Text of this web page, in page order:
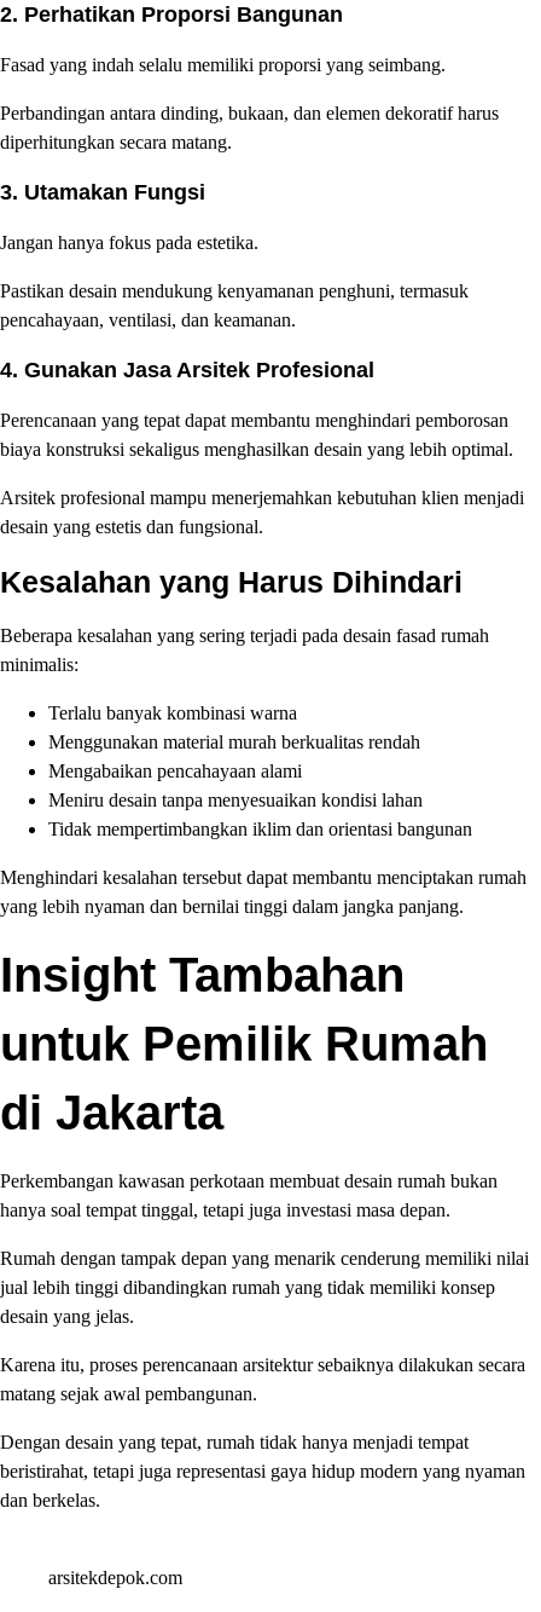
2. Perhatikan Proporsi Bangunan
Fasad yang indah selalu memiliki proporsi yang seimbang.
Perbandingan antara dinding, bukaan, dan elemen dekoratif harus
diperhitungkan secara matang.
3. Utamakan Fungsi
Jangan hanya fokus pada estetika.
Pastikan desain mendukung kenyamanan penghuni, termasuk
pencahayaan, ventilasi, dan keamanan.
4. Gunakan Jasa Arsitek Profesional
Perencanaan yang tepat dapat membantu menghindari pemborosan
biaya konstruksi sekaligus menghasilkan desain yang lebih optimal.
Arsitek profesional mampu menerjemahkan kebutuhan klien menjadi
desain yang estetis dan fungsional.
Kesalahan yang Harus Dihindari
Beberapa kesalahan yang sering terjadi pada desain fasad rumah
minimalis:
Terlalu banyak kombinasi warna
Menggunakan material murah berkualitas rendah
Mengabaikan pencahayaan alami
Meniru desain tanpa menyesuaikan kondisi lahan
Tidak mempertimbangkan iklim dan orientasi bangunan
Menghindari kesalahan tersebut dapat membantu menciptakan rumah
yang lebih nyaman dan bernilai tinggi dalam jangka panjang.
Insight Tambahan
untuk Pemilik Rumah
di Jakarta
Perkembangan kawasan perkotaan membuat desain rumah bukan
hanya soal tempat tinggal, tetapi juga investasi masa depan.
Rumah dengan tampak depan yang menarik cenderung memiliki nilai
jual lebih tinggi dibandingkan rumah yang tidak memiliki konsep
desain yang jelas.
Karena itu, proses perencanaan arsitektur sebaiknya dilakukan secara
matang sejak awal pembangunan.
Dengan desain yang tepat, rumah tidak hanya menjadi tempat
beristirahat, tetapi juga representasi gaya hidup modern yang nyaman
dan berkelas.
arsitekdepok.com